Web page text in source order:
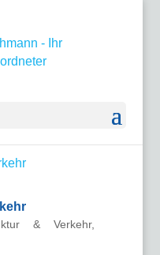
& Verkehr,